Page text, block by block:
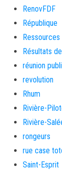
RenovFDF
République
Ressources
Résultats
réunion
revolution
Rhum
Rivière-
Rivière-
rongeurs
rue case
Saint-Esprit